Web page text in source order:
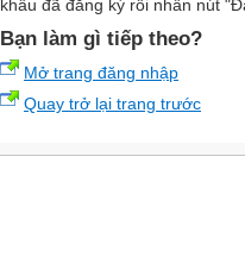
khẩu đã đăng ký rồi nhấn nút
Bạn làm gì tiếp theo?
Mở trang đăng nhập
Quay trở lại trang trước